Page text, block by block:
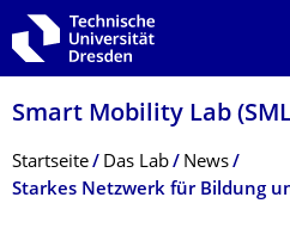
Zur Hauptnavigation springen
Zur Suche springen
Zum Inhalt springen
Smart Mobility Lab
Breadcrumb-Menü
Startseite Das Lab
News
Starkes Netzwerk für Bildung